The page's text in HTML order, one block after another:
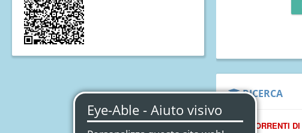
RICERCA
TEMI CORRENTI